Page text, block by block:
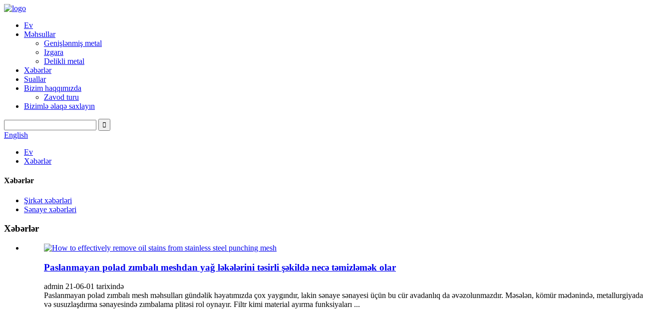
Ev
Məhsullar
Genişlənmiş metal
Izgara
Delikli metal
Xəbərlər
Suallar
Bizim haqqımızda
Zavod turu
Bizimlə əlaqə saxlayın
English
Ev
Xəbərlər
Xəbərlər
Şirkət xəbərləri
Sənaye xəbərləri
Xəbərlər
Paslanmayan polad zımbalı meshdan yağ ləkələrini təsirli şəkildə necə təmizləmək olar
admin 21-06-01 tarixində
Paslanmayan polad zımbalı mesh məhsulları gündəlik həyatımızda çox yaygındır, lakin sənaye sənayesi üçün bu cür avadanlıq da əvəzolunmazdır. Məsələn, kömür mədənində, metallurgiyada
və susuzlaşdırma sənayesində zımbalama plitəsi rol oynayır. Filtr kimi material ayırma funksiyaları ...